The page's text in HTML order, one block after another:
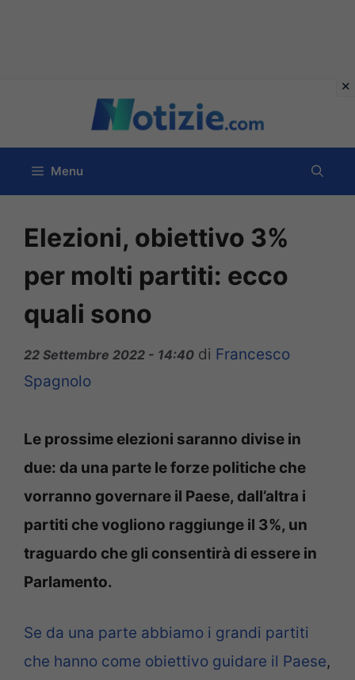
contenuto
Menu
Elezioni, obiettivo 3%
per molti partiti: ecco
quali sono
22 Settembre 2022 - 14:40 di Francesco
Spagnolo
Le prossime elezioni saranno divise in
due: da una parte le forze politiche che
vorranno governare il Paese, dall’altra i
partiti che vogliono raggiunge il 3%, un
traguardo che gli consentirà di essere in
Parlamento.
Se da una parte abbiamo i grandi partiti
che hanno come obiettivo guidare il Paese,